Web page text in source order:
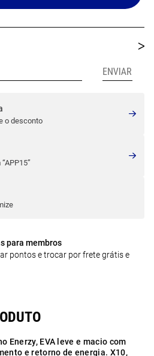
o desconto
para membros
pontos e trocar por frete grátis e
Enerzy, EVA leve e macio com
e retorno de energia. X10,